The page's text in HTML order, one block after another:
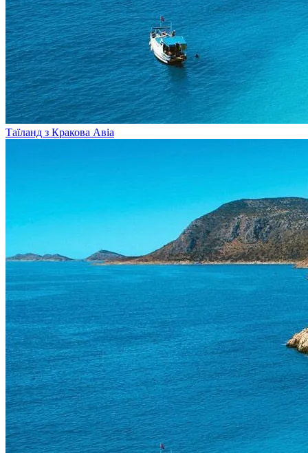
Таїланд з Кракова Авіа